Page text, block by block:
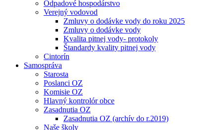
Odpadové hospodárstvo
Verejný vodovod
Zmluvy o dodávke vody do roku 2025
Zmluvy o dodávke vody
Kvalita pitnej vody- protokoly
Štandardy kvality pitnej vody
Cintorín
Samospráva
Starosta
Poslanci OZ
Komisie OZ
Hlavný kontrolór obce
Zasadnutia OZ
Zasadnutia OZ (archív do r.2019)
Naše školy